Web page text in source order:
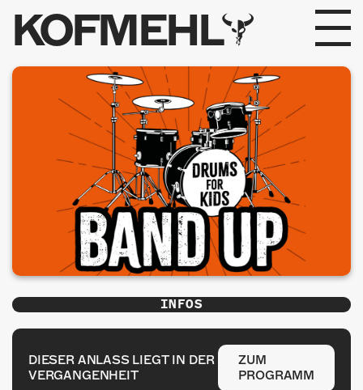
KOFMEHL
PROGRAMM
FABRIKGEFLÜSTER
GALERIE
FOTOGALERIE
PHOTOMAT
INFOS
KONTAKT
ÜBER UNS
INFOS
DIESER ANLASS LIEGT IN DER
VERGANGENHEIT
ZUM
PROGRAMM